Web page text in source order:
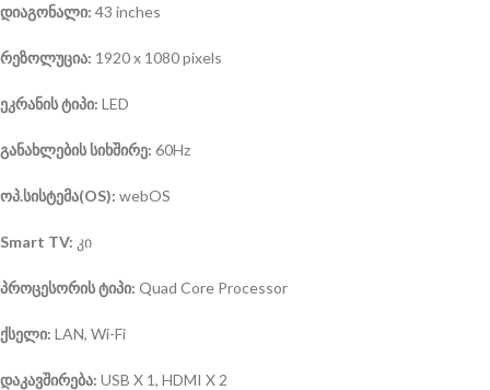
დიაგონალი: 43 inches
რეზოლუცია: 1920 x 1080 pixels
ეკრანისტიპი: LED
განახლების სიხშირე: 60Hz
ოპ.სისტემა(OS): webOS
Smart TV: კი
პროცესორისტიპი: Quad Core Processor
ქსელი: LAN, Wi-Fi
დაკავშირება: USB X 1, HDMI X 2